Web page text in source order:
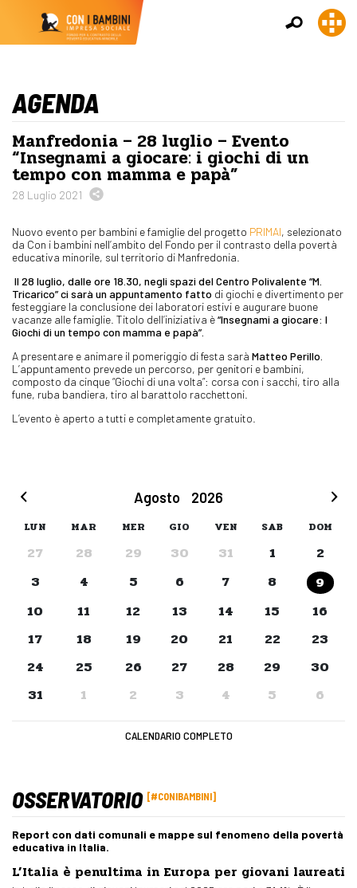
AGENDA
Manfredonia – 28 luglio – Evento
“Insegnami a giocare: i giochi di un
tempo con mamma e papà”
28 Luglio 2021
Nuovo evento per bambini e famiglie del progetto PRIMAI, selezionato
da Con i bambini nell’ambito del Fondo per il contrasto della povertà
educativa minorile, sul territorio di Manfredonia.
Il 28 luglio, dalle ore 18.30, negli spazi del Centro Polivalente “M.
Tricarico” ci sarà un appuntamento fatto di giochi e divertimento per
festeggiare la conclusione dei laboratori estivi e augurare buone
vacanze alle famiglie. Titolo dell’iniziativa è“Insegnami a giocare: I
Giochi di un tempo con mamma e papà”.
A presentare e animare il pomeriggio di festa sarà Matteo Perillo.
L’appuntamento prevede un percorso, per genitori e bambini,
composto da cinque “Giochi di una volta”: corsa con i sacchi, tiro alla
fune, ruba bandiera, tiro al barattolo racchettoni.
L’evento è aperto a tutti e completamente gratuito.
Agosto 2026
LUN MAR MER GIO VEN SAB DOM
27 28 29 30 31 1
2
3
4 5 6 7 8
9
10
11 12 13 14 15
16
17
18 19 20 21 22
23
24
25 26 27 28 29
30
31
1 2 3 4 5 6
CALENDARIO COMPLETO
OSSERVATORIO #CONIBAMBINI
Report con dati comunali e mappe sul fenomeno della povertà
educativa in Italia.
L’Italia è penultima in Europa per giovani laureati